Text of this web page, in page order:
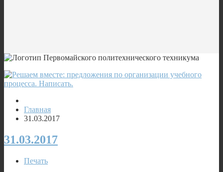
Главная
31.03.2017
31.03.2017
Печать